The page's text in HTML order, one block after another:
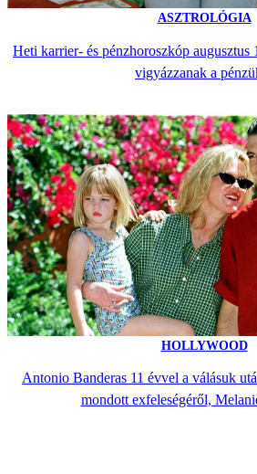
ASZTROLÓGIA
Heti karrier- és pénzhoroszkóp
vigyázzanak a
HOLLYWOOD
Antonio Banderas 11 évvel a válásuk
mondott exfeleségéről,